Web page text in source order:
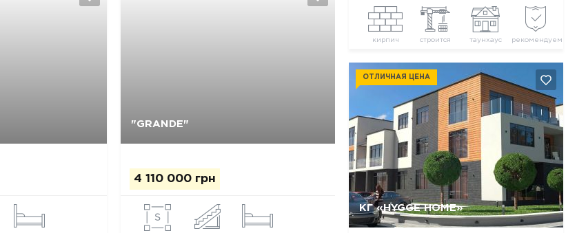
"GRANDE"
4 110 000 грн
кирпич строится таунхаус рекомендуем
КГ «HYGGE HOME»
ОТЛИЧНАЯ ЦЕНА
Да, удалить Отмена